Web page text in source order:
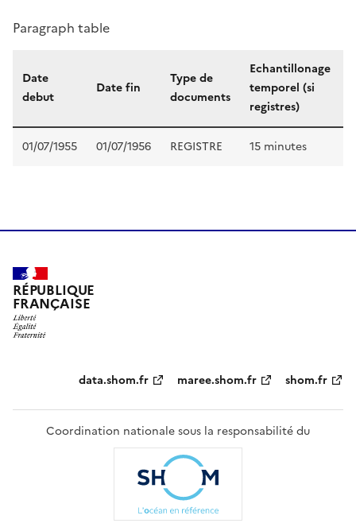
Paragraph table
Date
debut
Date fin
Type de
documents
Echantillonage
temporel (si
registres)
01/07/1955 01/07/1956 REGISTRE 15 minutes
RÉPUBLIQUE
FRANÇAISE
Partenaires
data.shom.fr maree.shom.fr shom.fr
Coordination nationale sous la responsabilité du